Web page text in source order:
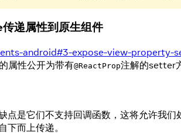
递属性到原生组件
android#3-expose-view-
属性公开为带有@ReactProp注解的setter
点是它们不支持回调函数，这将允许我
下而上传递。